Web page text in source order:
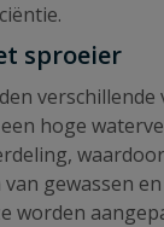
sproeier
hoge
gewassen
worden